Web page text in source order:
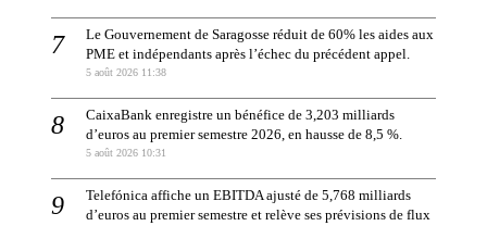
Le Gouvernement de Saragosse réduit de 60% les aides aux
PME et indépendants après l’échec du précédent appel.
5 août 2026 11:38
CaixaBank enregistre un bénéfice de 3,203 milliards
d’euros au premier semestre 2026, en hausse de 8,5 %.
5 août 2026 10:31
Telefónica affiche un EBITDA ajusté de 5,768 milliards
d’euros au premier semestre et relève ses prévisions de flux